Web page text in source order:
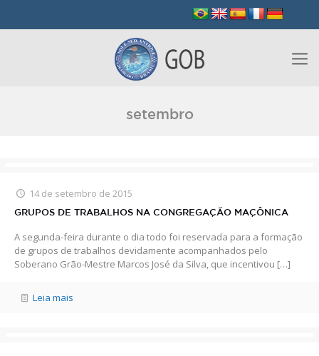
setembro
14 de setembro de 2015
GRUPOS DE TRABALHOS NA CONGREGAÇÃO MAÇÔNICA
A segunda-feira durante o dia todo foi reservada para a formação
de grupos de trabalhos devidamente acompanhados pelo
Soberano Grão-Mestre Marcos José da Silva, que incentivou […]
Leia mais